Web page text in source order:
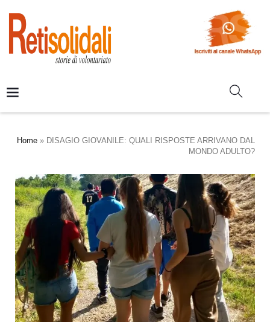
Home » DISAGIO GIOVANILE: QUALI RISPOSTE ARRIVANO DAL
MONDO ADULTO?